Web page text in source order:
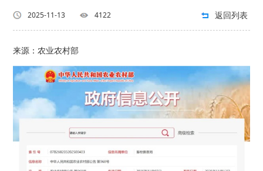
2025-11-13 4122 返回列表
来源：农业农村部